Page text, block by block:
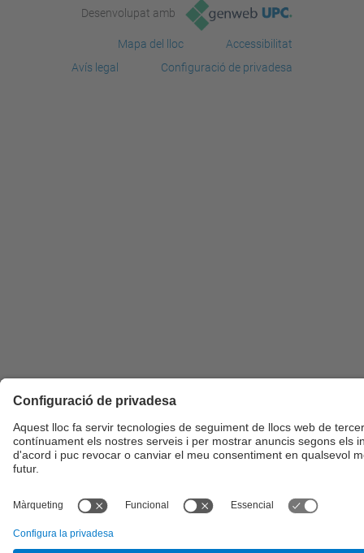
Desenvolupat amb
Mapa del lloc
Accessibilitat
Avís legal
Configuració de privadesa